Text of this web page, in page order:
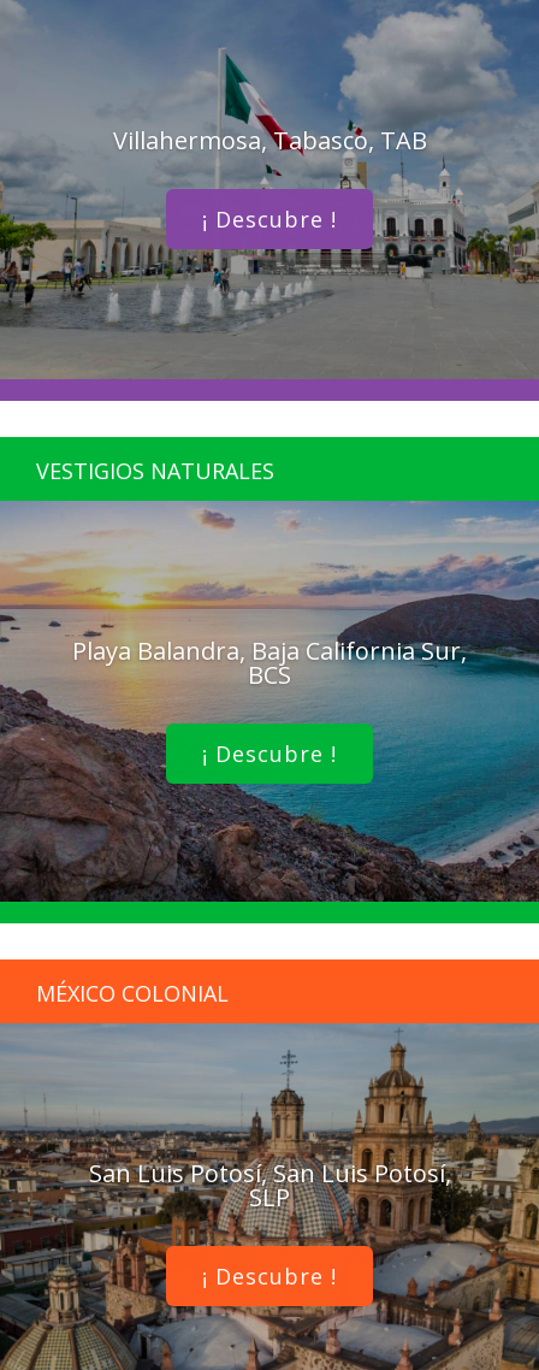
Villahermosa, Tabasco, TAB
¡ Descubre !
VESTIGIOS NATURALES
Playa Balandra, Baja California Sur,
BCS
¡ Descubre !
MÉXICO COLONIAL
San Luis Potosí, San Luis Potosí,
SLP
¡ Descubre !